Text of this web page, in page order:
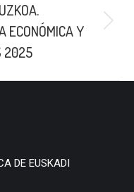
ECONÓMICA Y
2025
DE EUSKADI